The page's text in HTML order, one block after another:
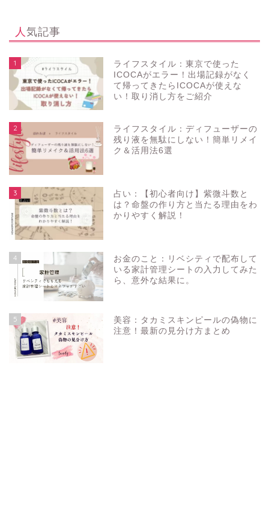
人気記事
1
ライフスタイル：東京で使った
ICOCAがエラー！出場記録がなく
て帰ってきたらICOCAが使えな
い！取り消し方をご紹介
2
ライフスタイル：ディフューザーの
残り液を無駄にしない！簡単リメイ
ク＆活用法6選
3
占い：【初心者向け】紫微斗数と
は？命盤の作り方と当たる理由をわ
かりやすく解説！
4
お金のこと：リベシティで配布して
いる家計管理シートの入力してみた
ら、意外な結果に。
5
美容：タカミスキンピールの偽物に
注意！最新の見分け方まとめ